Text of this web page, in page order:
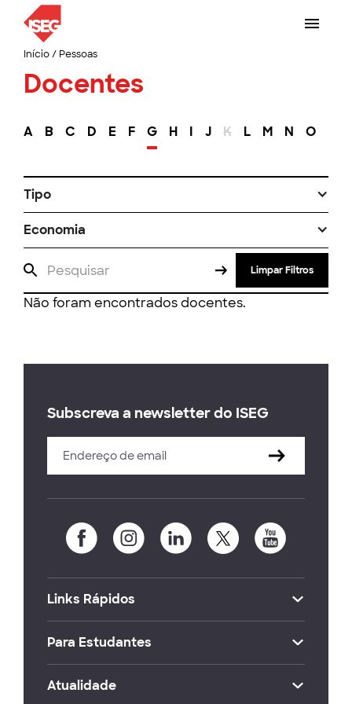
Início/ Pessoas
Docentes
A B C D E F G H I J K L M N O
Tipo
Economia
Limpar Filtros
Não foram encontrados docentes.
Subscreva a newsletter do ISEG
Links Rápidos
Para Estudantes
Atualidade